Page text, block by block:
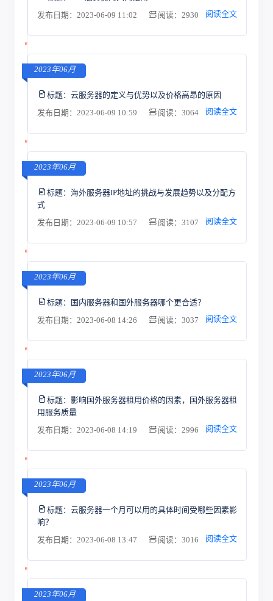
发布日期：2023-06-09 11:02
阅读：2930 阅读全文
2023年06月
标题： 云服务器的定义与优势以及价格高昂的原因
发布日期：2023-06-09 10:59
阅读：3064 阅读全文
2023年06月
标题： 海外服务器IP地址的挑战与发展趋势以及分配方
式
发布日期：2023-06-09 10:57
阅读：3107 阅读全文
2023年06月
标题： 国内服务器和国外服务器哪个更合适？
发布日期：2023-06-08 14:26
阅读：3037 阅读全文
2023年06月
标题： 影响国外服务器租用价格的因素，国外服务器租
用服务质量
发布日期：2023-06-08 14:19
阅读：2996 阅读全文
2023年06月
标题： 云服务器一个月可以用的具体时间受哪些因素影
响？
发布日期：2023-06-08 13:47
阅读：3016 阅读全文
2023年06月